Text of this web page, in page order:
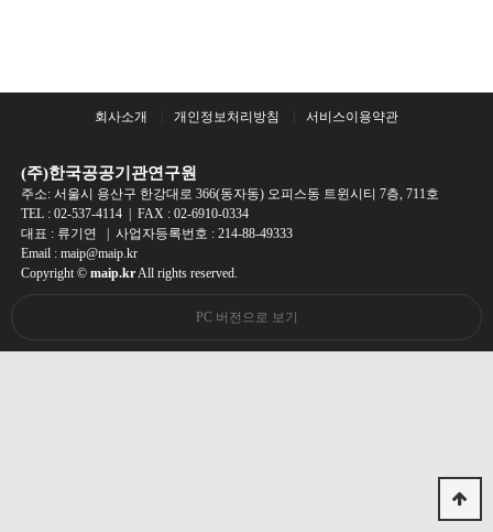
회사소개 개인정보처리방침 서비스이용약관
(주)한국공공기관연구원
주소: 서울시 용산구 한강대로 366(동자동) 오피스동 트윈시티 7층, 711호
TEL : 02-537-4114| FAX : 02-6910-0334
대표 : 류기연 | 사업자등록번호 : 214-88-49333
Email : maip@maip.kr
Copyright © maip.krAll rights reserved.
PC 버전으로 보기